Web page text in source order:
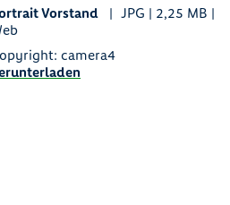
Vorstand
JPG | 2,25 MB |
camera4